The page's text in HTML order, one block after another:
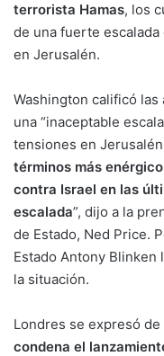
terrorista Hamas, los
de una fuerte
en Jerusalén.
Washington calificó
una “inaceptable
tensiones en
términos más
contra Israel en las
escalada”, dijo a la
de Estado, Ned Price.
Estado Antony Blinken
la situación.
Londres se expresó de
condena el